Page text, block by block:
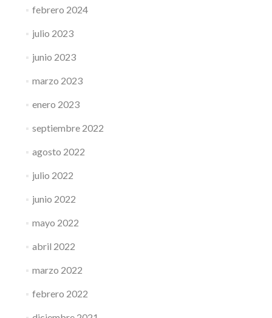
febrero 2024
julio 2023
junio 2023
marzo 2023
enero 2023
septiembre 2022
agosto 2022
julio 2022
junio 2022
mayo 2022
abril 2022
marzo 2022
febrero 2022